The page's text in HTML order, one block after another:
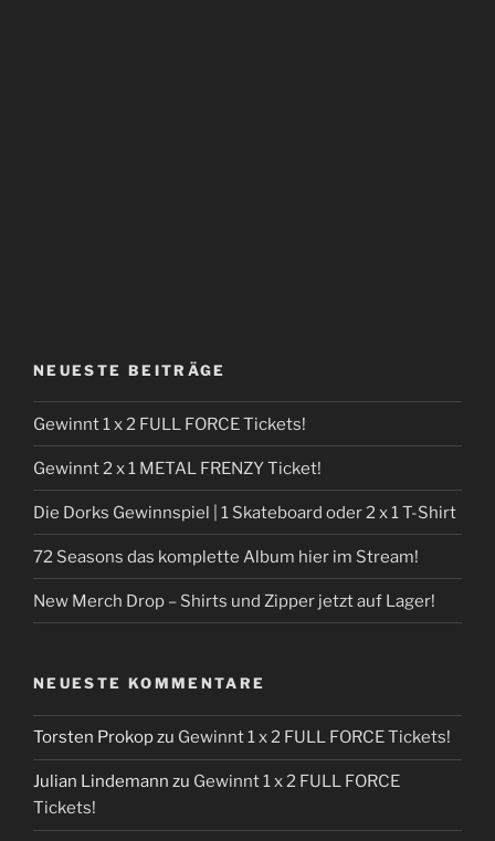
NEUESTE BEITRÄGE
Gewinnt 1 x 2 FULL FORCE Tickets!
Gewinnt 2 x 1 METAL FRENZY Ticket!
Die Dorks Gewinnspiel | 1 Skateboard oder 2 x 1 T-Shirt
72 Seasons das komplette Album hier im Stream!
New Merch Drop – Shirts und Zipper jetzt auf Lager!
NEUESTE KOMMENTARE
Torsten Prokopzu Gewinnt 1 x 2 FULL FORCE Tickets!
Julian Lindemann zu Gewinnt 1 x 2 FULL FORCE
Tickets!